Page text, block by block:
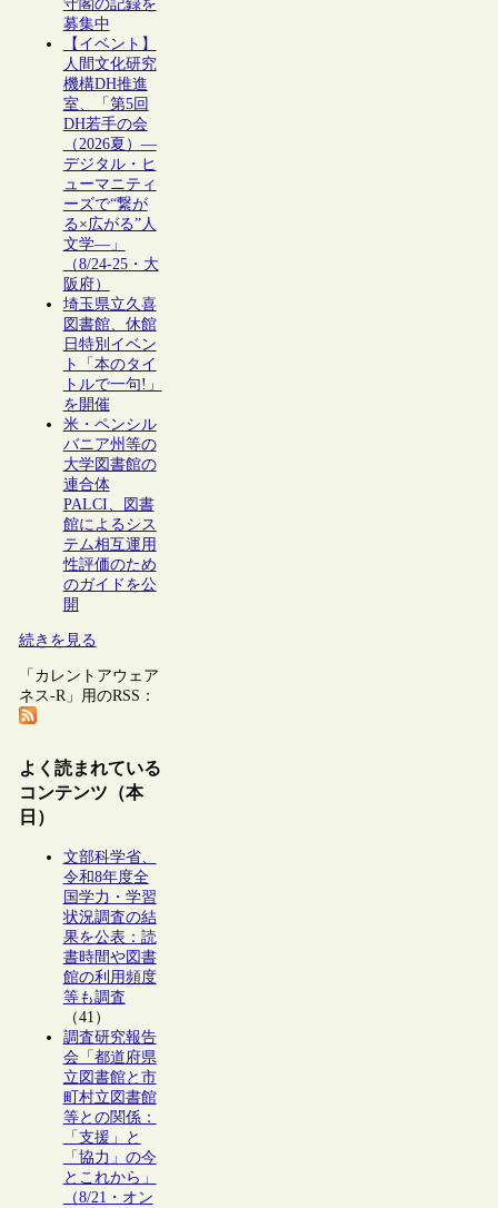
守閣の記録を
募集中
【イベント】
人間文化研究
機構DH推進
室、「第5回
DH若手の会
（2026夏）―
デジタル・ヒ
ューマニティ
ーズで“繋が
る×広がる”人
文学―」
（8/24-25・大
阪府）
埼玉県立久喜
図書館、休館
日特別イベン
ト「本のタイ
トルで一句!」
を開催
米・ペンシル
バニア州等の
大学図書館の
連合体
PALCI、図書
館によるシス
テム相互運用
性評価のため
のガイドを公
開
続きを見る
「カレントアウェア
ネス-R」用のRSS：
よく読まれている
コンテンツ（本
日）
文部科学省、
令和8年度全
国学力・学習
状況調査の結
果を公表：読
書時間や図書
館の利用頻度
等も調査
（41）
調査研究報告
会「都道府県
立図書館と市
町村立図書館
等との関係：
「支援」と
「協力」の今
とこれから」
（8/21・オン